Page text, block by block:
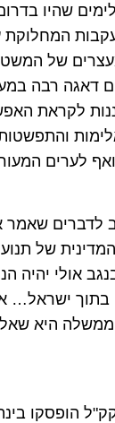
שהיו
המחלוקת
של
דאגה רבה
לקראת
לערים
לדברים שאמר
של
אולי יהיה
ישראל…
היא
הופסקו